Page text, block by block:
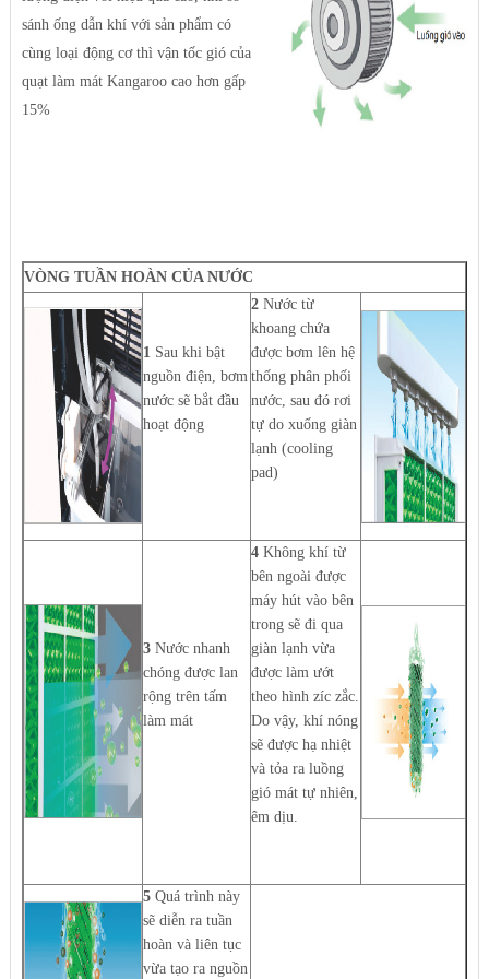
sánh ống dẫn khí với sản phẩm có
cùng loại động cơ thì vận tốc gió của
quạt làm mát Kangaroo cao hơn gấp
15%
VÒNG TUẦN HOÀN CỦA NƯỚC
1 Sau khi bật
nguồn điện, bơm
nước sẽ bắt đầu
hoạt động
2Nước từ
khoang chứa
được bơm lên hệ
thống phân phối
nước, sau đó rơi
tự do xuống giàn
lạnh (cooling
pad)
3Nước nhanh
chóng được lan
rộng trên tấm
làm mát
4Không khí từ
bên ngoài được
máy hút vào bên
trong sẽ đi qua
giàn lạnh vừa
được làm ướt
theo hình zíc zắc.
Do vậy, khí nóng
sẽ được hạ nhiệt
và tỏa ra luồng
gió mát tự nhiên,
êm dịu.
5Quá trình này
sẽ diễn ra tuần
hoàn và liên tục
vừa tạo ra nguồn